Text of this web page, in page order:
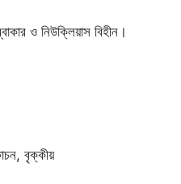
ও নিউক্লিয়াস বিহীন।
বৃক্কীয়